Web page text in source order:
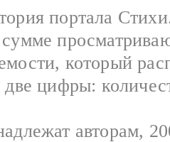
портала
который
цифры:
авторам,